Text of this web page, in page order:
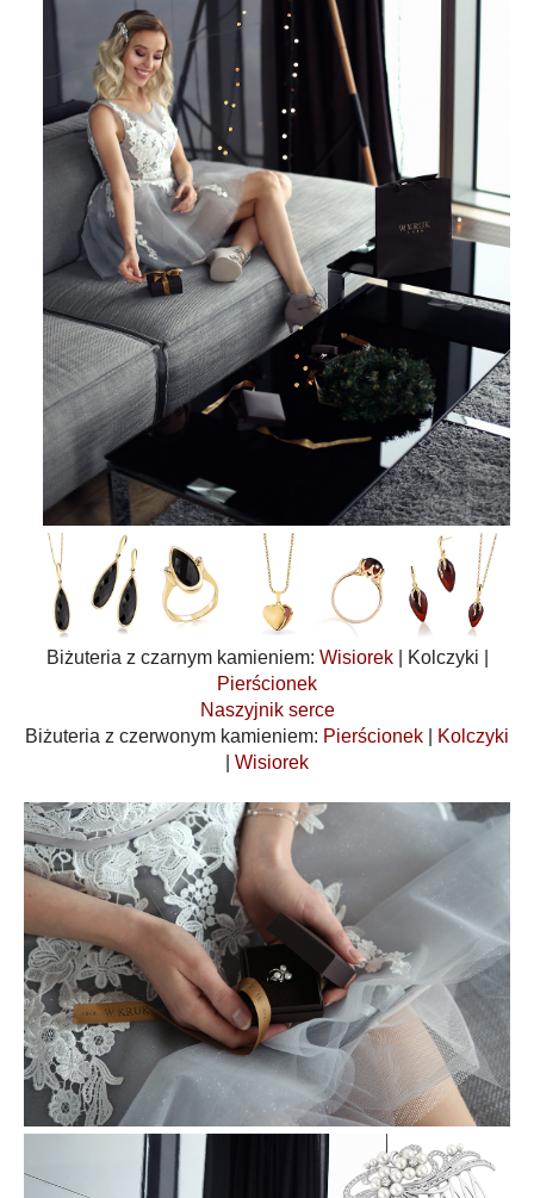
Biżuteria z czarnym kamieniem: Wisiorek
| Kolczyki |
Pierścionek
Naszyjnik serce
Biżuteria z czerwonym kamieniem: Pierścionek
Kolczyki
Wisiorek